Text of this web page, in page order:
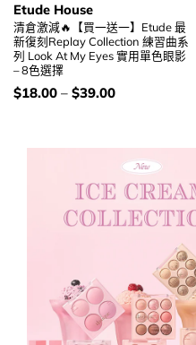
Etude House
清倉激減🔥【買一送一】Etude 最
新復刻Replay Collection 練習曲系
列 Look At My Eyes 實用單色眼影
– 8色選擇
價
錢：
$18.00– $39.00